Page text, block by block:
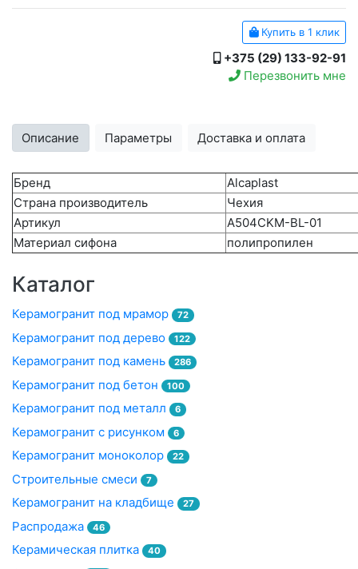
Купить в 1 клик
+375 (29) 133-92-91
Перезвонить мне
Описание Параметры Доставка и оплата
Бренд
Alcaplast
Страна производитель
Чехия
Артикул
A504CKM-BL-01
Материал сифона
полипропилен
Каталог
Керамогранит под мрамор 72
Керамогранит под дерево 122
Керамогранит под камень 286
Керамогранит под бетон 100
Керамогранит под металл 6
Керамогранит с рисунком 6
Керамогранит моноколор 22
Строительные смеси 7
Керамогранит на кладбище 27
Распродажа 46
Керамическая плитка 40